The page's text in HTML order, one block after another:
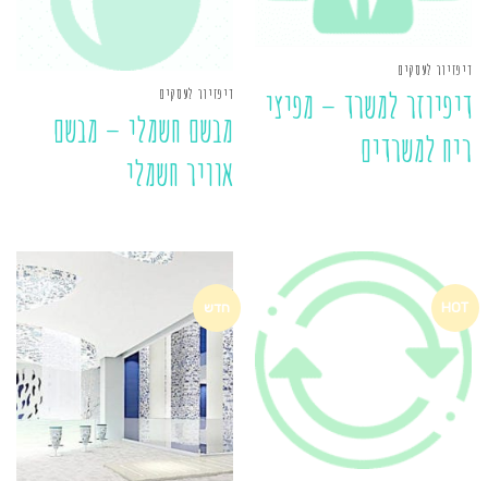
דיפזיור לעסקים
דיפיוזר למשרד – מפיצי
ריח למשרדים
דיפזיור לעסקים
מבשם חשמלי – מבשם
אוויר חשמלי
HOT חדש